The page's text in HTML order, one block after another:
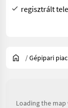
regisztrált
/Gépipari piac
Loading the